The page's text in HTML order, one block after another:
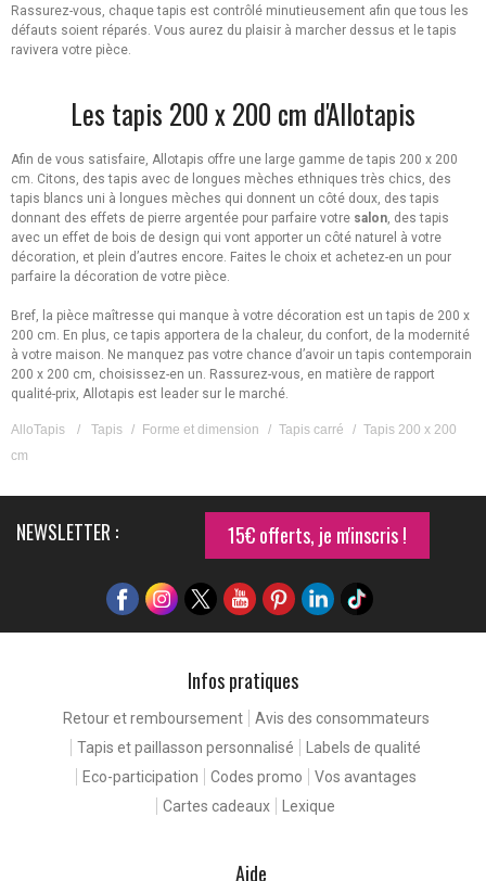
Continuer sans accepter
nos cookies. Ceux-ci nous
Rassurez-vous, chaque tapis est contrôlé minutieusement afin que tous les
défauts soient réparés. Vous aurez du plaisir à marcher dessus et le tapis
ravivera votre pièce.
Les tapis 200 x 200 cm d'Allotapis
Afin de vous satisfaire, Allotapis offre une large gamme de tapis 200 x 200
cm. Citons, des tapis avec de longues mèches ethniques très chics, des
tapis blancs uni à longues mèches qui donnent un côté doux, des tapis
donnant des effets de pierre argentée pour parfaire votre salon , des tapis
avec un effet de bois de design qui vont apporter un côté naturel à votre
décoration, et plein d’autres encore. Faites le choix et achetez-en un pour
parfaire la décoration de votre pièce.
Bref, la pièce maîtresse qui manque à votre décoration est un tapis de 200 x
200 cm. En plus, ce tapis apportera de la chaleur, du confort, de la modernité
à votre maison. Ne manquez pas votre chance d’avoir un tapis contemporain
200 x 200 cm, choisissez-en un. Rassurez-vous, en matière de rapport
qualité-prix, Allotapis est leader sur le marché.
AlloTapis / Tapis / Forme et dimension / Tapis carré / Tapis 200 x 200
cm
NEWSLETTER : 15€ offerts, je m'inscris !
Infos pratiques
Retour et remboursement
Avis des consommateurs
Tapis et paillasson personnalisé
Labels de qualité
Eco-participation
Codes promo
Vos avantages
Cartes cadeaux
Lexique
Aide